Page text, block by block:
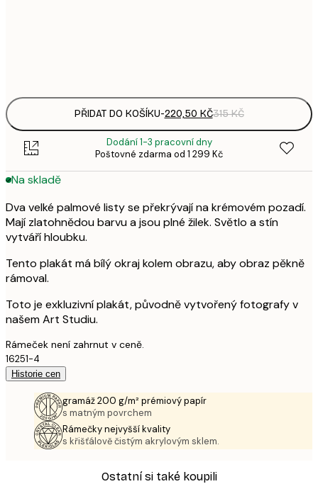
PŘIDAT DO KOŠÍKU-220,50 KČ315 KČ
Dodání 1-3 pracovní dny
Poštovné zdarma od 1 299 Kč
Na skladě
Dva velké palmové listy se překrývají na krémovém pozadí.
Mají zlatohnědou barvu a jsou plné žilek. Světlo a stín
vytváří hloubku.
Tento plakát má bílý okraj kolem obrazu, aby obraz pěkně
rámoval.
Toto je exkluzivní plakát, původně vytvořený fotografy v
našem Art Studiu.
Rámeček není zahrnut v ceně.
16251-4
Historie cen
gramáž 200 g/m² prémiový papír
s matným povrchem
Rámečky nejvyšší kvality
s křišťálově čistým akrylovým sklem.
Ostatní si také koupili